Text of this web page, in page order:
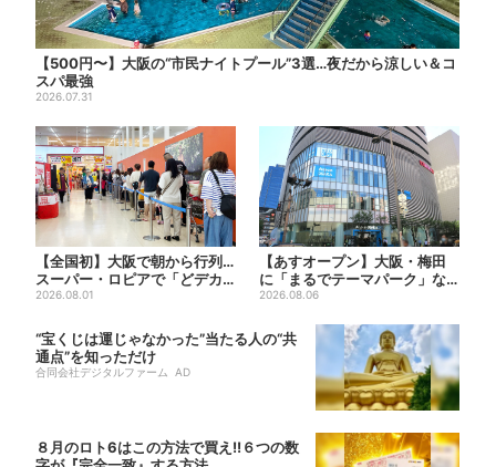
【500円〜】大阪の“市民ナイトプール”3選…夜だから涼しい＆コ
スパ最強
2026.07.31
【全国初】大阪で朝から行列…
スーパー・ロピアで「どデカ
抽選会」、開始30分で“1...
2026.08.01
【あすオープン】大阪・梅田
に「まるでテーマパーク」な
巨大スポーツ店、461ブラン...
2026.08.06
“宝くじは運じゃなかった”当たる人の“共
通点”を知っただけ
合同会社デジタルファーム AD
８月のロト6はこの方法で買え!!６つの数